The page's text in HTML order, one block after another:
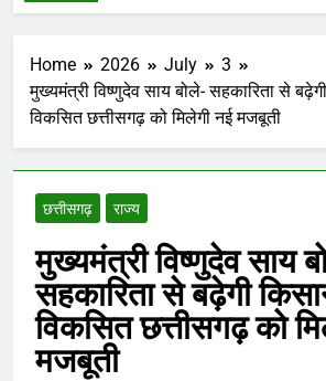
Home 2026 July
3
मुख्यमंत्री विष्णुदेव साय बोले- सहकारिता से
विकसित छत्तीसगढ़ को मिलेगी नई मजबूती
छत्तीसगढ़ राज्य
मुख्यमंत्री विष्णुदेव साय
सहकारिता से बढ़ेगी
विकसित छत्तीसगढ़ को
मजबूती